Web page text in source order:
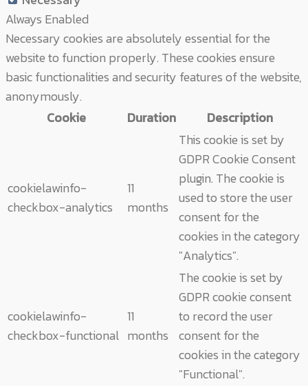
Always Enabled
Necessary cookies are absolutely essential for the
website to function properly. These cookies ensure
basic functionalities and security features of the website,
anonymously.
Cookie
Duration Description
cookielawinfo-
checkbox-analytics
11
months
This cookie is set by
GDPR Cookie Consent
plugin. The cookie is
used to store the user
consent for the
cookies in the category
"Analytics".
cookielawinfo-
checkbox-functional
11
months
The cookie is set by
GDPR cookie consent
to record the user
consent for the
cookies in the category
"Functional".